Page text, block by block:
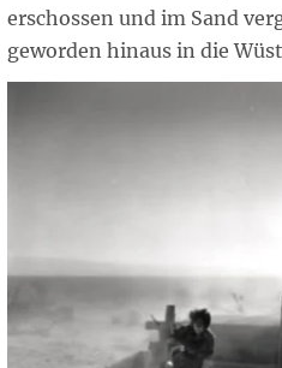
erschossen und im Sand
geworden hinaus in die